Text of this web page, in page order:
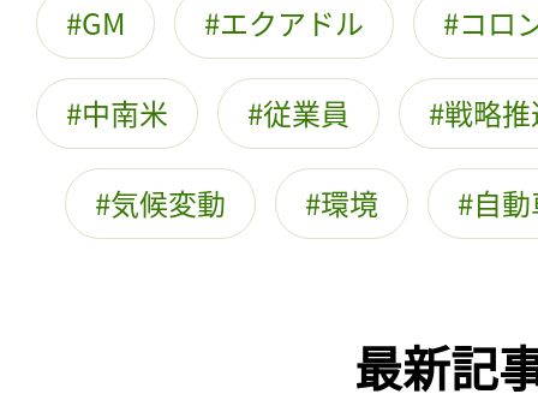
GM エクアドル コロ
中南米 従業員 戦略
気候変動 環境 自
最新記